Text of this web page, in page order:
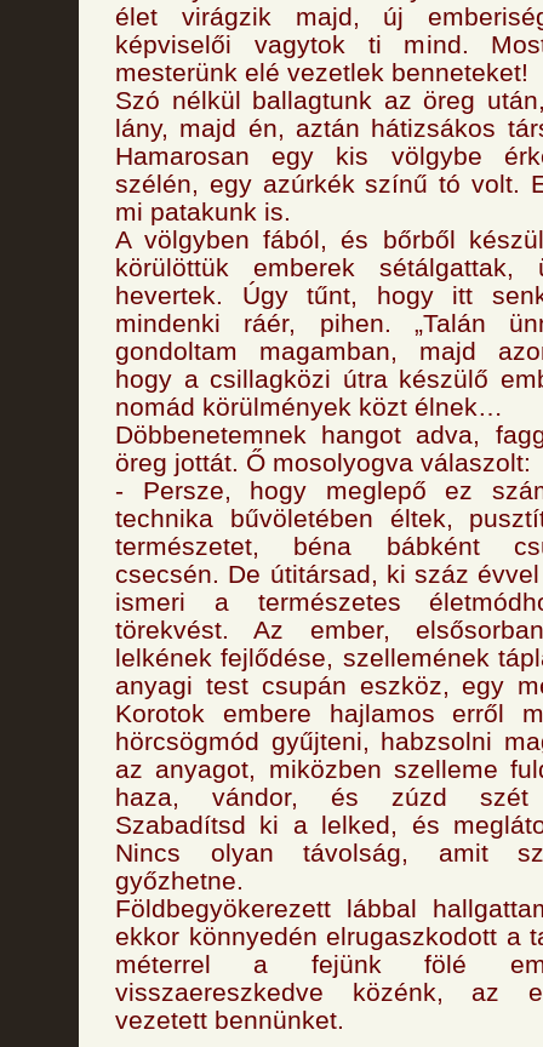
élet virágzik majd, új
képviselői vagytok ti mind.
mesterünk elé vezetlek benneteket!
Szó nélkül ballagtunk az öreg
lány, majd én, aztán hátizsákos
Hamarosan egy kis völgybe
szélén, egy azúrkék színű tó volt.
mi patakunk is.
A völgyben fából, és bőrből
körülöttük emberek sétálgattak,
hevertek. Úgy tűnt, hogy itt
mindenki ráér, pihen. „Talán
gondoltam magamban, majd
hogy a csillagközi útra készülő
nomád körülmények közt élnek…
Döbbenetemnek hangot adva,
öreg jottát. Ő mosolyogva válaszolt:
- Persze, hogy meglepő ez
technika bűvöletében éltek,
természetet, béna bábként
csecsén. De útitársad, ki száz
ismeri a természetes
törekvést. Az ember,
lelkének fejlődése, szellemének
anyagi test csupán eszköz, egy
Korotok embere hajlamos erről
hörcsögmód gyűjteni, habzsolni
az anyagot, miközben szelleme
haza, vándor, és zúzd szét
Szabadítsd ki a lelked, és
Nincs olyan távolság, amit
győzhetne.
Földbegyökerezett lábbal
ekkor könnyedén elrugaszkodott a
méterrel a fejünk fölé
visszaereszkedve közénk, az
vezetett bennünket.